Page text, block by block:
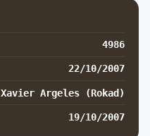
4986
22/10/2007
Xavier Argeles (Rokad)
19/10/2007